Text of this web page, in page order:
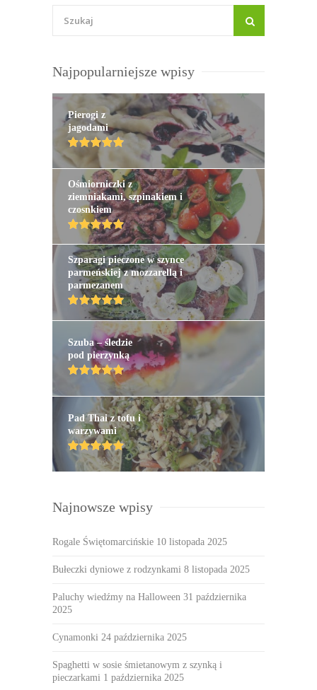
Najpopularniejsze wpisy
Pierogi z
jagodami
Ośmiorniczki z
ziemniakami, szpinakiem i
czosnkiem
Szparagi pieczone w szynce
parmeńskiej z mozzarellą i
parmezanem
Szuba – śledzie
pod pierzynką
Pad Thai z tofu i
warzywami
Najnowsze wpisy
Rogale Świętomarcińskie 10 listopada 2025
Bułeczki dyniowe z rodzynkami 8 listopada 2025
Paluchy wiedźmy na Halloween 31 października
2025
Cynamonki 24 października 2025
Spaghetti w sosie śmietanowym z szynką i
pieczarkami 1 października 2025